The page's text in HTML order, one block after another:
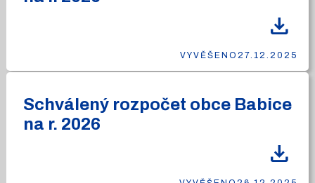
download
VYVĚŠENO 27.12.2025
Schválený rozpočet obce Babice
na r. 2026
download